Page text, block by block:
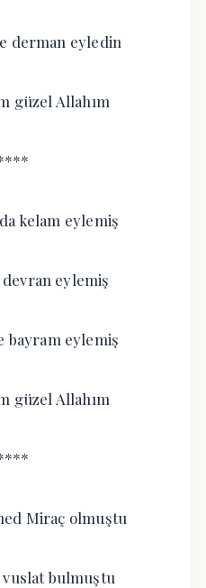
derman eyledin
güzel Allahım
kelam eylemiş
eylemiş
bayram eylemiş
güzel Allahım
Miraç olmuştu
vuslat bulmuştu